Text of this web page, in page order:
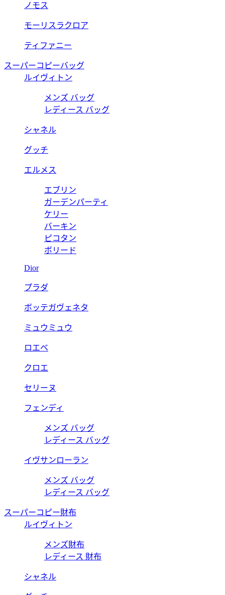
ノモス
モーリスラクロア
ティファニー
スーパーコピーバッグ
ルイヴィトン
メンズ バッグ
レディース バッグ
シャネル
グッチ
エルメス
エブリン
ガーデンパーティ
ケリー
バーキン
ピコタン
ボリード
Dior
プラダ
ボッテガヴェネタ
ミュウミュウ
ロエベ
クロエ
セリーヌ
フェンディ
メンズ バッグ
レディース バッグ
イヴサンローラン
メンズ バッグ
レディース バッグ
スーパーコピー財布
ルイヴィトン
メンズ財布
レディース 財布
シャネル